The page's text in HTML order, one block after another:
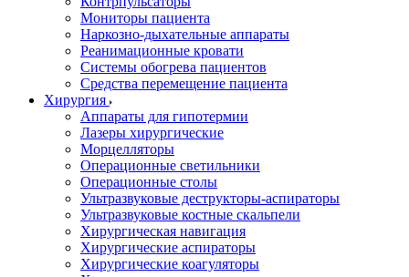
Мониторы пациента
Наркозно-дыхательные аппараты
Реанимационные кровати
Системы обогрева пациентов
Средства перемещение пациента
Хирургия
Аппараты для гипотермии
Лазеры хирургические
Морцелляторы
Операционные светильники
Операционные столы
Ультразвуковые деструкторы-аспираторы
Ультразвуковые костные скальпели
Хирургическая навигация
Хирургические аспираторы
Хирургические коагуляторы